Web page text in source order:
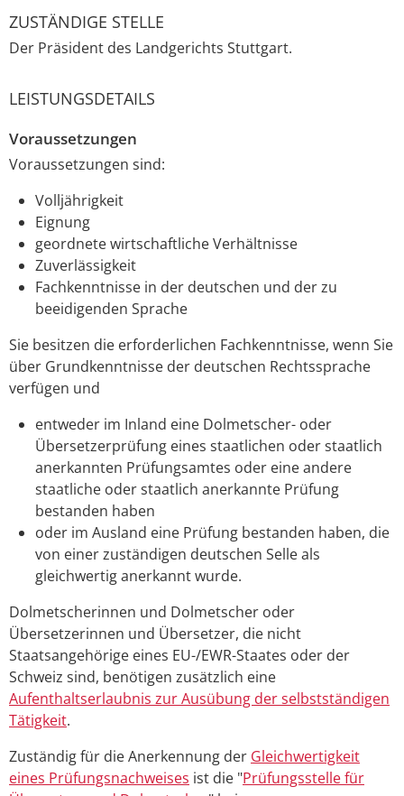
ZUSTÄNDIGE STELLE
Der Präsident des Landgerichts Stuttgart.
LEISTUNGSDETAILS
Voraussetzungen
Voraussetzungen sind:
Volljährigkeit
Eignung
geordnete wirtschaftliche Verhältnisse
Zuverlässigkeit
Fachkenntnisse in der deutschen und der zu
beeidigenden Sprache
Sie besitzen die erforderlichen Fachkenntnisse, wenn Sie
über Grundkenntnisse der deutschen Rechtssprache
verfügen und
entweder im Inland eine Dolmetscher- oder
Übersetzerprüfung eines staatlichen oder staatlich
anerkannten Prüfungsamtes oder eine andere
staatliche oder staatlich anerkannte Prüfung
bestanden haben
oder im Ausland eine Prüfung bestanden haben, die
von einer zuständigen deutschen Selle als
gleichwertig anerkannt wurde.
Dolmetscherinnen und Dolmetscher oder
Übersetzerinnen und Übersetzer, die nicht
Staatsangehörige eines EU-/EWR-Staates oder der
Schweiz sind, benötigen zusätzlich eine
Aufenthaltserlaubnis zur Ausübung der selbstständigen
Tätigkeit.
Zuständig für die Anerkennung der Gleichwertigkeit
eines Prüfungsnachweises ist die "Prüfungsstelle für